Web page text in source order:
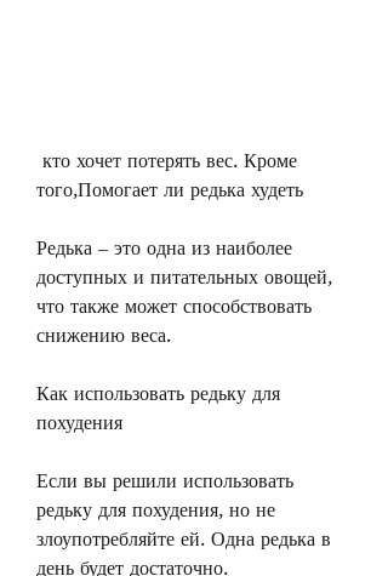
того,Помогает ли редька худеть
Редька – это одна из наиболее
доступных и питательных овощей,
что также может способствовать
снижению веса.
Как использовать редьку для
похудения
Если вы решили использовать
редьку для похудения, но не
злоупотребляйте ей. Одна редька в
день будет достаточно.